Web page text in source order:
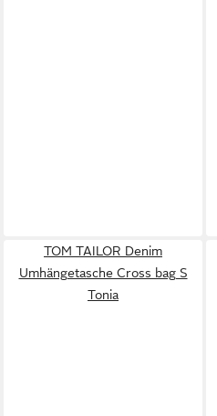
TOM TAILOR Denim
Umhängetasche Cross bag S
Tonia